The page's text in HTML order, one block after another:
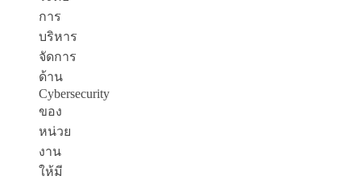
การ
บริหาร
จัดการ
ด้าน
Cybersecurity
ของ
หน่วย
งาน
ให้มี